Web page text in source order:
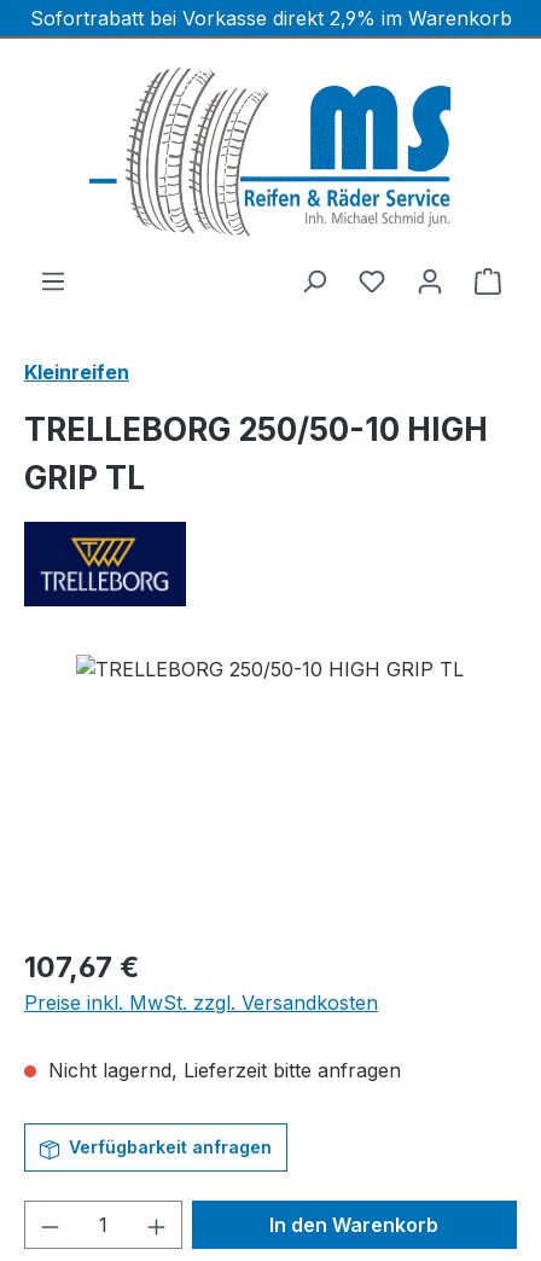
Zum Hauptinhalt springen
Sofortrabatt bei Vorkasse direkt 2,9% im Warenkorb
Kleinreifen
TRELLEBORG 250/50-10 HIGH
GRIP TL
Bildergalerie überspringen
Regulärer Preis:
107,67 €
Preise inkl. MwSt. zzgl. Versandkosten
Nicht lagernd, Lieferzeit bitte anfragen
Verfügbarkeit anfragen
Produkt Anzahl: Gib denIn den Warenkorb